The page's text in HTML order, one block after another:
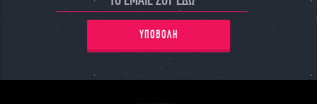
ΥΠΟΒΟΛΗ